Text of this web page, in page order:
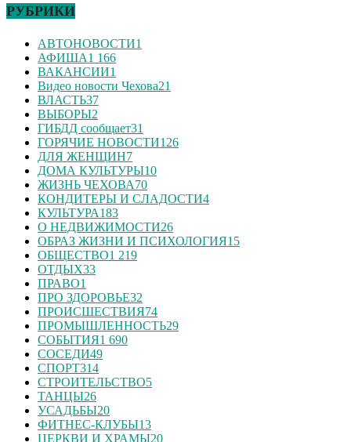
РУБРИКИ
АВТОНОВОСТИ1
АФИША1 166
ВАКАНСИИ1
Видео новости Чехова21
ВЛАСТЬ37
ВЫБОРЫ2
ГИБДД сообщает31
ГОРЯЧИЕ НОВОСТИ126
ДЛЯ ЖЕНЩИН7
ДОМА КУЛЬТУРЫ10
ЖИЗНЬ ЧЕХОВА70
КОНДИТЕРЫ И СЛАДОСТИ4
КУЛЬТУРА183
О НЕДВИЖИМОСТИ26
ОБРАЗ ЖИЗНИ И ПСИХОЛОГИЯ15
ОБЩЕСТВО1 219
ОТДЫХ33
ПРАВО1
ПРО ЗДОРОВЬЕ32
ПРОИСШЕСТВИЯ74
ПРОМЫШЛЕННОСТЬ29
СОБЫТИЯ1 690
СОСЕДИ49
СПОРТ314
СТРОИТЕЛЬСТВО5
ТАНЦЫ26
УСАДЬБЫ20
ФИТНЕС-КЛУБЫ13
ЦЕРКВИ И ХРАМЫ20